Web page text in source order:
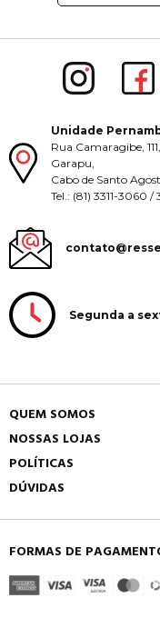
Unidade
Rua Camaragibe,
Garapu,
Cabo de Santo
Tel.: (81) 3311-3060
Segunda a
QUEM SOMOS
NOSSAS LOJAS
POLÍTICAS
DÚVIDAS
FORMAS DE